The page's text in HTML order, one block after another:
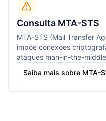
Consulta MTA-STS
MTA-STS (Mail Transfer
impõe conexões
ataques man-in-the-
Saiba mais sobre MTA-